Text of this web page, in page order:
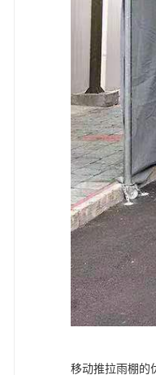
移动推拉雨棚的